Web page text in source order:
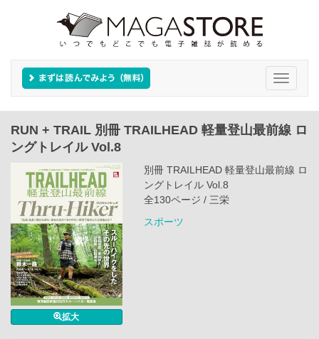
Toggle
RUN + TRAIL 別冊 TRAILHEAD 軽量登山最前線 ロ
ングトレイル Vol.8
拡大
別冊 TRAILHEAD 軽量登山最前線 ロ
ングトレイル Vol.8
全130ページ / 三栄
スポーツ